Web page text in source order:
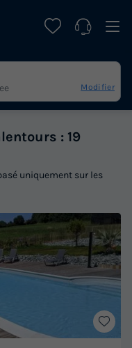
Modifier
: 19
uniquement sur les